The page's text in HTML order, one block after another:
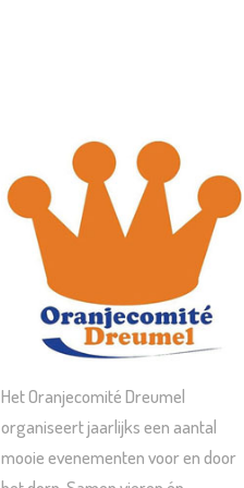
Het Oranjecomité Dreumel
organiseert jaarlijks een aantal
mooie evenementen voor en door